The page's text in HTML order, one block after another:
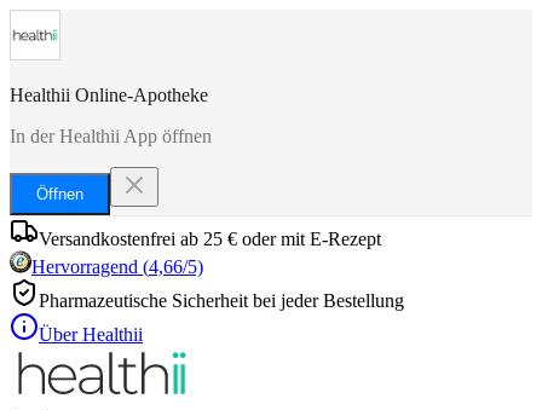
Healthii Online-Apotheke
In der Healthii App öffnen
Öffnen
Versandkostenfrei ab 25 € oder mit E-Rezept
Hervorragend (4,66/5)
Pharmazeutische Sicherheit bei jeder Bestellung
Über Healthii